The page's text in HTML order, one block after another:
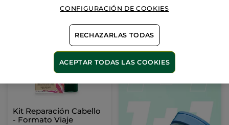
CESTA
CESTA
Kit Reparación Cabello
- Formato Viaje
CONFIGURACIÓN DE COOKIES
RECHAZARLAS TODAS
ACEPTAR TODAS LAS COOKIES